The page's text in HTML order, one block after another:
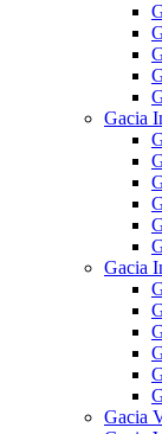
Gacia
Gacia
Gacia